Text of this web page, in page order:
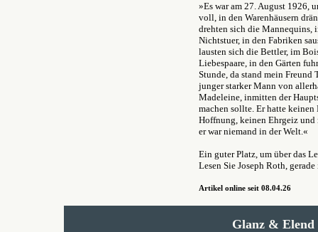
»Es war am 27. August 1926,
voll, in den Warenhäusern
drehten sich die Mannequins,
Nichtstuer, in den Fabriken
lausten sich die Bettler, im
Liebespaare, in den Gärten
Stunde, da stand mein Freund
junger starker Mann von
Madeleine, inmitten der
machen sollte. Er hatte
Hoffnung, keinen Ehrgeiz
er war niemand in der Welt.«
Ein guter Platz, um über das
Lesen Sie Joseph Roth,
Artikel online seit 08.04.26
Glanz & Elend